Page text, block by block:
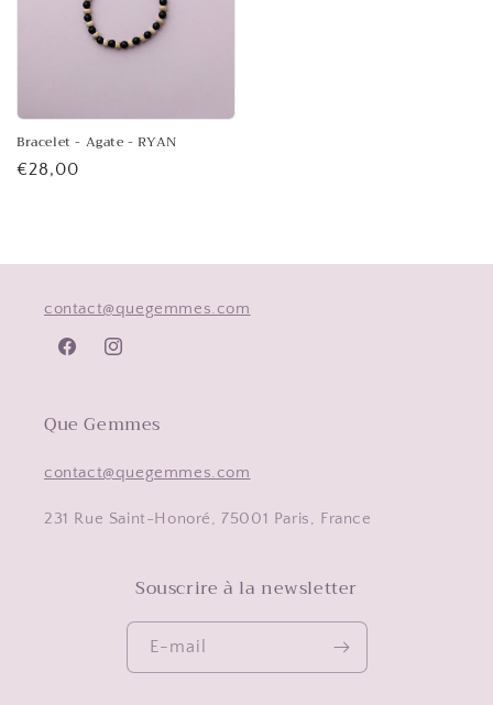
Bracelet - Agate - RYAN
Prix
€28,00
contact@quegemmes.com
FacebookInstagram
Que Gemmes
contact@quegemmes.com
231 Rue Saint-Honoré, 75001 Paris, France
Souscrire à la newsletter
E-mail